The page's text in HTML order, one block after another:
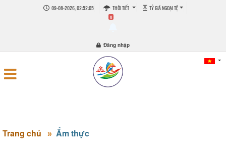
09-08-2026, 02:52:06 THỜI TIẾT TỶ GIÁ NGOẠI TỆ
0
Đăng nhập
Trang chủ Ẩm thực